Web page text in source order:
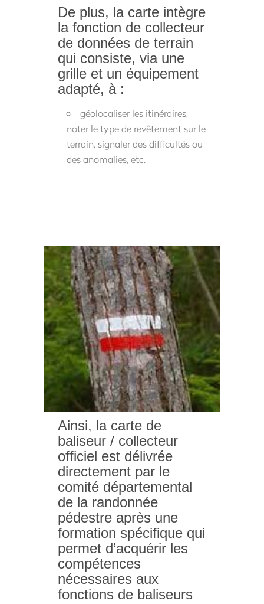
De plus, la carte intègre
la fonction de collecteur
de données de terrain
qui consiste, via une
grille et un équipement
adapté, à :
géolocaliser les itinéraires,
noter le type de revêtement sur le
terrain, signaler des difficultés ou
des anomalies, etc.
Ainsi, la carte de
baliseur / collecteur
officiel est délivrée
directement par le
comité départemental
de la randonnée
pédestre après une
formation spécifique qui
permet d’acquérir les
compétences
nécessaires aux
fonctions de baliseurs